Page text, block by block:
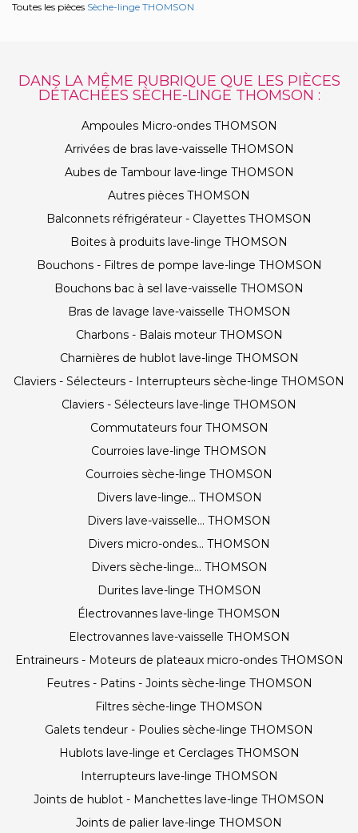
Toutes les pièces Sèche-linge THOMSON
DANS LA MÊME RUBRIQUE QUE LES PIÈCES
DÉTACHÉES SÈCHE-LINGE THOMSON :
Ampoules Micro-ondes THOMSON
Arrivées de bras lave-vaisselle THOMSON
Aubes de Tambour lave-linge THOMSON
Autres pièces THOMSON
Balconnets réfrigérateur - Clayettes THOMSON
Boites à produits lave-linge THOMSON
Bouchons - Filtres de pompe lave-linge THOMSON
Bouchons bac à sel lave-vaisselle THOMSON
Bras de lavage lave-vaisselle THOMSON
Charbons - Balais moteur THOMSON
Charnières de hublot lave-linge THOMSON
Claviers - Sélecteurs - Interrupteurs sèche-linge THOMSON
Claviers - Sélecteurs lave-linge THOMSON
Commutateurs four THOMSON
Courroies lave-linge THOMSON
Courroies sèche-linge THOMSON
Divers lave-linge... THOMSON
Divers lave-vaisselle... THOMSON
Divers micro-ondes... THOMSON
Divers sèche-linge... THOMSON
Durites lave-linge THOMSON
Électrovannes lave-linge THOMSON
Electrovannes lave-vaisselle THOMSON
Entraineurs - Moteurs de plateaux micro-ondes THOMSON
Feutres - Patins - Joints sèche-linge THOMSON
Filtres sèche-linge THOMSON
Galets tendeur - Poulies sèche-linge THOMSON
Hublots lave-linge et Cerclages THOMSON
Interrupteurs lave-linge THOMSON
Joints de hublot - Manchettes lave-linge THOMSON
Joints de palier lave-linge THOMSON